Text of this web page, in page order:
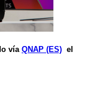
vía QNAP (ES) el